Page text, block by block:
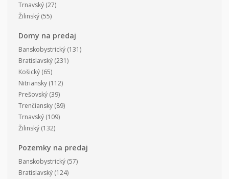
Trnavský (27)
Žilinský (55)
Domy na predaj
Banskobystrický (131)
Bratislavský (231)
Košický (65)
Nitriansky (112)
Prešovský (39)
Trenčiansky (89)
Trnavský (109)
Žilinský (132)
Pozemky na predaj
Banskobystrický (57)
Bratislavský (124)